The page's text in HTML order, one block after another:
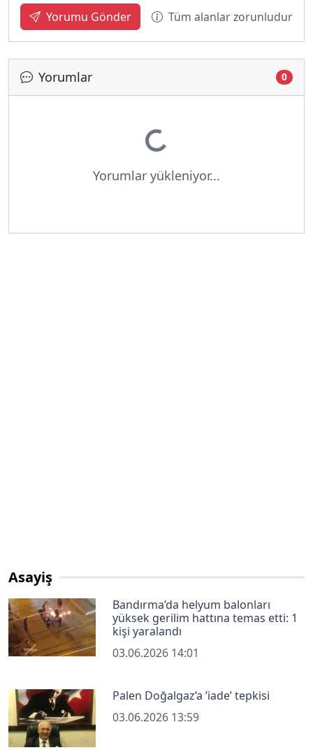
Yorumu Gönder Tüm alanlar zorunludur
Yorumlar 0
Yükleniyor...
Yorumlar yükleniyor...
Asayiş
Bandırma’da helyum balonları
yüksek gerilim hattına temas etti: 1
kişi yaralandı
03.06.2026 14:01
Palen Doğalgaz’a ’iade’ tepkisi
03.06.2026 13:59